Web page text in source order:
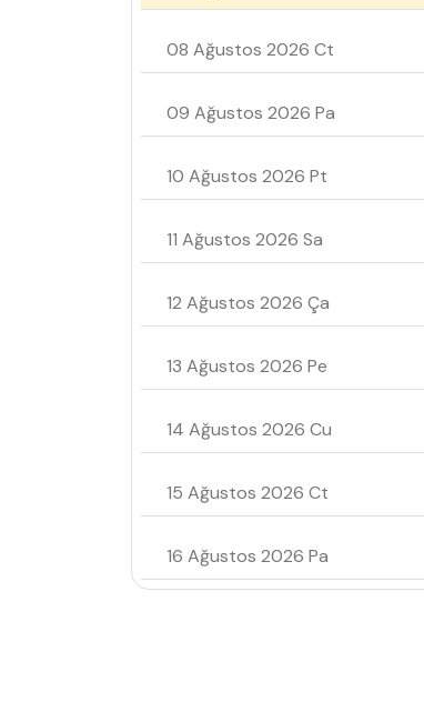
08 Ağustos 2026 Ct
09 Ağustos 2026 Pa
10 Ağustos 2026 Pt
11 Ağustos 2026 Sa
12 Ağustos 2026 Ça
13 Ağustos 2026 Pe
14 Ağustos 2026 Cu
15 Ağustos 2026 Ct
16 Ağustos 2026 Pa